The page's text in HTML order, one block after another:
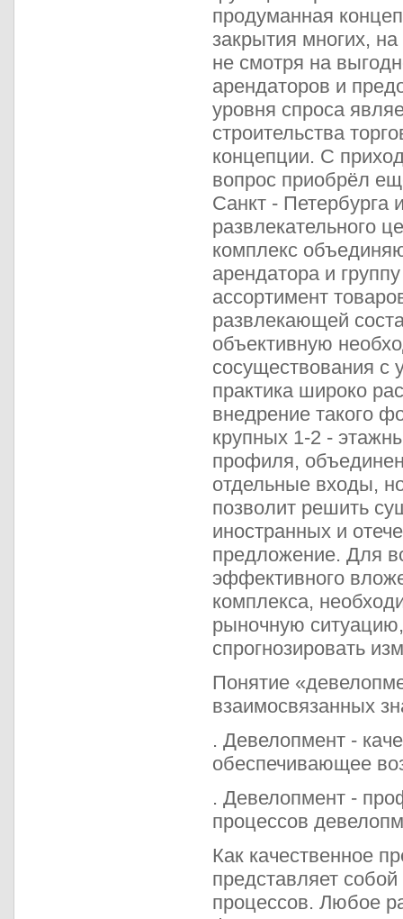
продуманная
закрытия многих,
не смотря на
арендаторов и
уровня спроса
строительства
концепции. С
вопрос приобрёл
Санкт - Петербурга
развлекательного
комплекс
арендатора и
ассортимент
развлекающей
объективную
сосуществования с
практика широко
внедрение такого
крупных 1-2 -
профиля,
отдельные входы,
позволит решить
иностранных и
предложение. Для
эффективного
комплекса,
рыночную
спрогнозировать
Понятие
взаимосвязанных
. Девелопмент -
обеспечивающее
. Девелопмент -
процессов
Как качественное
представляет
процессов. Любое